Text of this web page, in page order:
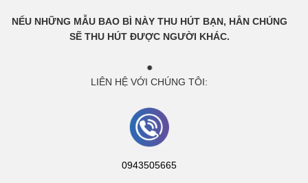
NẾU NHỮNG MẪU BAO BÌ NÀY THU HÚT BẠN, HẲN CHÚNG
SẼ THU HÚT ĐƯỢC NGƯỜI KHÁC.
LIÊN HỆ VỚI CHÚNG TÔI:
0943505665